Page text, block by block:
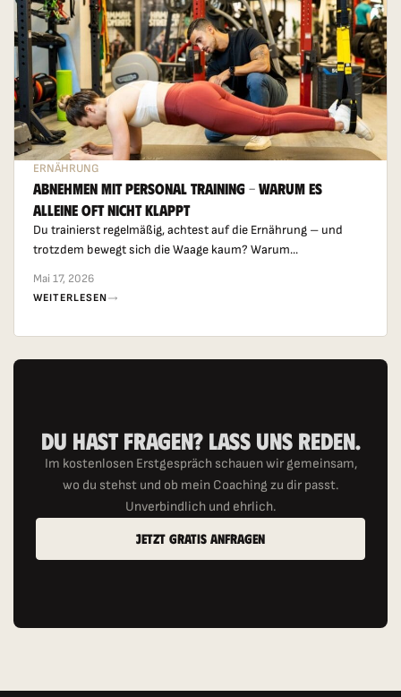
ERNÄHRUNG
Abnehmen Mit Personal Training – Warum Es
Alleine Oft Nicht Klappt
Du trainierst regelmäßig, achtest auf die Ernährung – und
trotzdem bewegt sich die Waage kaum? Warum...
Mai 17, 2026
WEITERLESEN
Du Hast Fragen? Lass Uns Reden.
Im kostenlosen Erstgespräch schauen wir gemeinsam,
wo du stehst und ob mein Coaching zu dir passt.
Unverbindlich und ehrlich.
Jetzt Gratis Anfragen